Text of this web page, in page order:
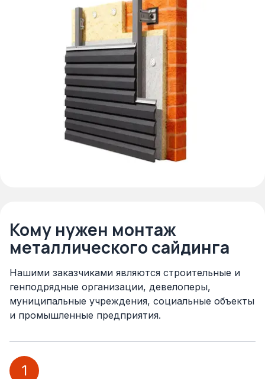
Кому нужен монтаж
металлического сайдинга
Нашими заказчиками являются строительные и
генподрядные организации, девелоперы,
муниципальные учреждения, социальные объекты
и промышленные предприятия.
1